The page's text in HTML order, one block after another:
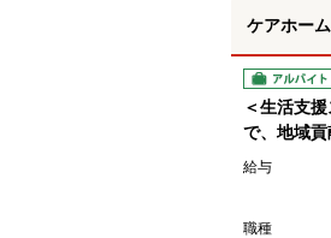
ケアホー
アルバイト
＜生活支
で、地域貢
給与
職種